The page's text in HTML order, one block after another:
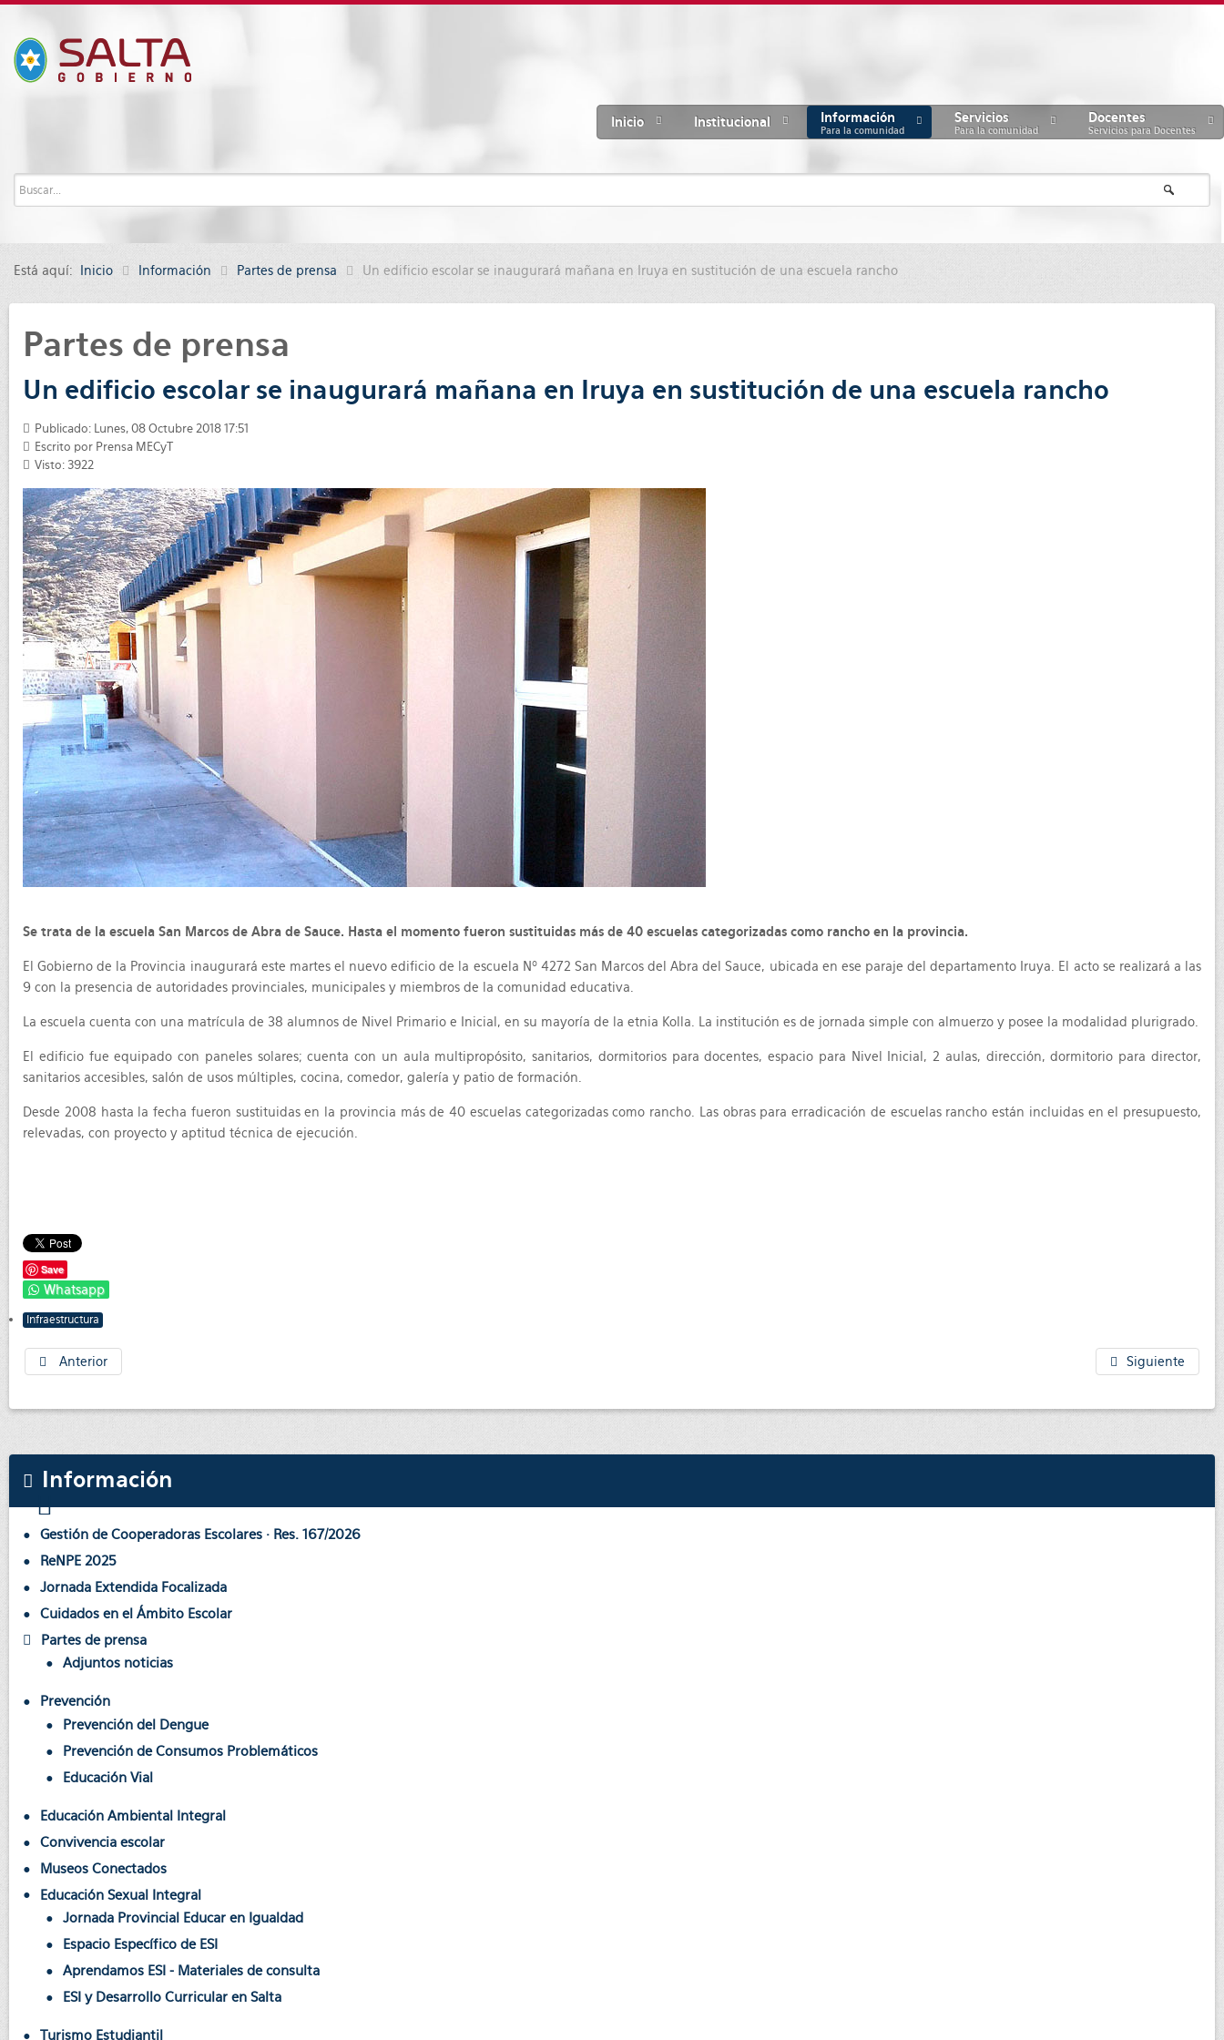
Inicio Institucional Información
Para la comunidad
Servicios
Para la comunidad
Docentes
Servicios para Docentes
Está aquí: Inicio Información Partes de prensa Un edificio escolar se inaugurará mañana en Iruya en sustitución de una escuela rancho
Partes de prensa
Un edificio escolar se inaugurará mañana en Iruya en sustitución de una escuela rancho
Publicado: Lunes, 08 Octubre 2018 17:51
Escrito por Prensa MECyT
Visto: 3922
Se trata de la escuela San Marcos de Abra de Sauce. Hasta el momento fueron sustituidas más de 40 escuelas categorizadas como rancho en la provincia.
El Gobierno de la Provincia inaugurará este martes el nuevo edificio de la escuela Nº 4272 San Marcos del Abra del Sauce, ubicada en ese paraje del departamento Iruya. El acto se realizará a las
9 con la presencia de autoridades provinciales, municipales y miembros de la comunidad educativa.
La escuela cuenta con una matrícula de 38 alumnos de Nivel Primario e Inicial, en su mayoría de la etnia Kolla. La institución es de jornada simple con almuerzo y posee la modalidad plurigrado.
El edificio fue equipado con paneles solares; cuenta con un aula multipropósito, sanitarios, dormitorios para docentes, espacio para Nivel Inicial, 2 aulas, dirección, dormitorio para director,
sanitarios accesibles, salón de usos múltiples, cocina, comedor, galería y patio de formación.
Desde 2008 hasta la fecha fueron sustituidas en la provincia más de 40 escuelas categorizadas como rancho. Las obras para erradicación de escuelas rancho están incluidas en el presupuesto,
relevadas, con proyecto y aptitud técnica de ejecución.
Save
Whatsapp
Infraestructura
Anterior Siguiente
Información
Gestión de Cooperadoras Escolares · Res. 167/2026
ReNPE 2025
Jornada Extendida Focalizada
Cuidados en el Ámbito Escolar
Partes de prensa
Adjuntos noticias
Prevención
Prevención del Dengue
Prevención de Consumos Problemáticos
Educación Vial
Educación Ambiental Integral
Convivencia escolar
Museos Conectados
Educación Sexual Integral
Jornada Provincial Educar en Igualdad
Espacio Específico de ESI
Aprendamos ESI - Materiales de consulta
ESI y Desarrollo Curricular en Salta
Turismo Estudiantil